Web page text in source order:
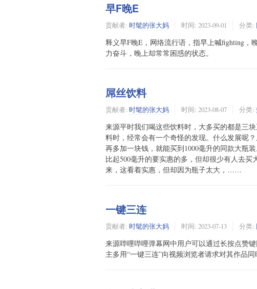
早F晚E
贡献者: 时髦的张大妈 时间: 2023-09-01 分类:
释义早F晚E，网络流行语，指早上喊fighting，
力奋斗，晚上却常常困惑的状态。
屌丝饮料
贡献者: 时髦的张大妈 时间: 2023-08-07 分类:
来源平时我们喝这些饮料时，大多买的都是三
料时，经常会有一个奇怪的发现。什么发展呢
再多加一块钱，就能买到1000毫升的同款大瓶
比起500毫升的要实惠的多，但却很少有人去
来，这看着实惠，但却因为瓶子太大，……
一键三连
贡献者: 时髦的张大妈 时间: 2023-07-13 分类:
来源哔哩哔哩弹幕网中用户可以通过长按点赞
主多用“一键三连”向视频浏览者请求对其作品同